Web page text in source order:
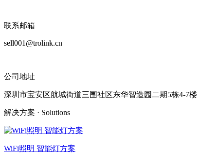
联系邮箱
sell001@trolink.cn
公司地址
深圳市宝安区航城街道三围社区东华智造园二期5栋4-7楼
解决方案 · Solutions
WiFi照明 智能灯方案